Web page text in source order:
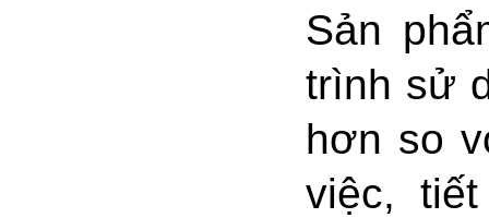
Sản
trình sử
hơn so
việc,